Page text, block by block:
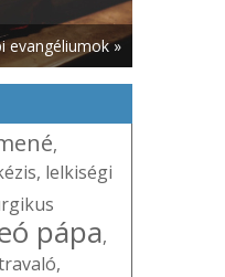
evangéliumok »
,
, lelkiségi
pápa,
,